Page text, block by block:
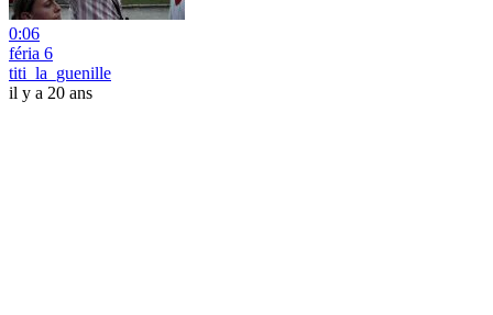
0:06
féria 6
titi_la_guenille
il y a 20 ans